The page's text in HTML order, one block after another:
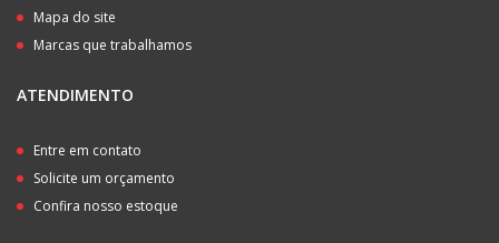
Mapa do site
Marcas que trabalhamos
ATENDIMENTO
Entre em contato
Solicite um orçamento
Confira nosso estoque